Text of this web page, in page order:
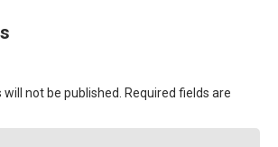
not be published.
Required fields are